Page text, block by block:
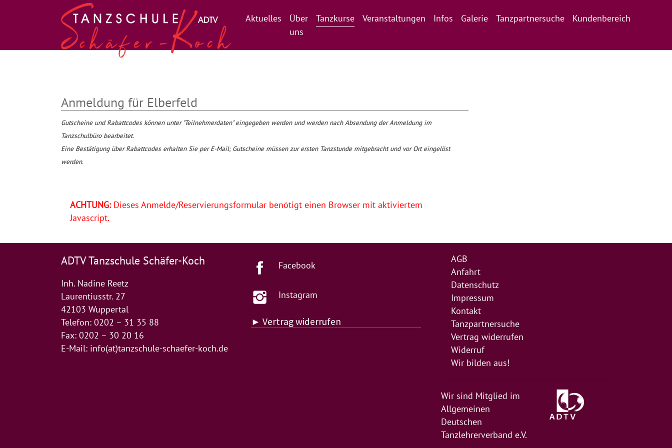
Aktuelles
Über
uns
Tanzkurse Veranstaltungen Infos Galerie Tanzpartnersuche Kundenbereich
Anmeldung für Elberfeld
Gutscheine und Rabattcodes können unter "Teilnehmerdaten" eingegeben werden und werden nach Absendung der Anmeldung im
Tanzschulbüro bearbeitet.
Eine Bestätigung über Rabattcodes erhalten Sie per E-Mail; Gutscheine müssen zur ersten Tanzstunde mitgebracht und vor Ort eingelöst
werden.
ACHTUNG:Dieses Anmelde/Reservierungsformular benötigt einen Browser mit aktiviertem
Javascript.
ADTV Tanzschule Schäfer-Koch
Inh. Nadine Reetz
Laurentiusstr. 27
42103 Wuppertal
Telefon: 0202 – 31 35 88
Fax: 0202 – 30 20 16
E-Mail: info(at)tanzschule-schaefer-koch.de
Facebook
Instagram
► Vertrag widerrufen
AGB
Anfahrt
Datenschutz
Impressum
Kontakt
Tanzpartnersuche
Vertrag widerrufen
Widerruf
Wir bilden aus!
Wir sind Mitglied im
Allgemeinen
Deutschen
Tanzlehrerverband e.V.